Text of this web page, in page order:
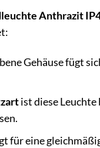
Anthrazit
Gehäuse fügt
ist diese Leuchte
für eine